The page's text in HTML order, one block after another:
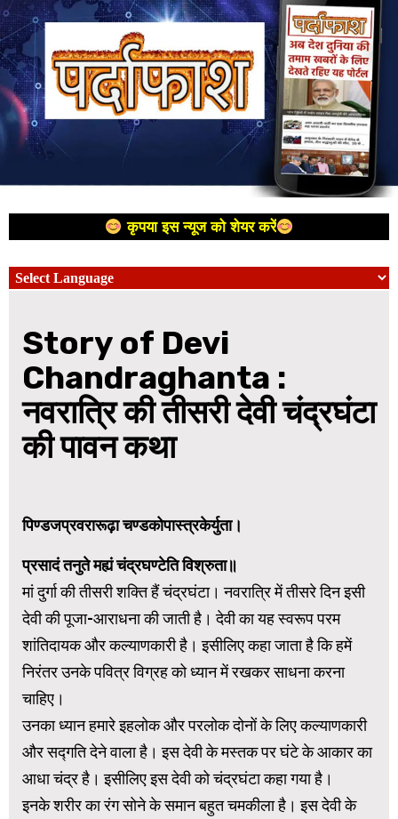
कृपया इस न्यूज को शेयर करें
Story of Devi
Chandraghanta :
नवरात्रि की तीसरी देवी चंद्रघंटा
की पावन कथा
पिण्डजप्रवरारूढ़ा चण्डकोपास्त्रकेर्युता।
प्रसादं तनुते मह्यं चंद्रघण्टेति विश्रुता॥
मां दुर्गा की तीसरी शक्ति हैं चंद्रघंटा। नवरात्रि में तीसरे दिन इसी
देवी की पूजा-आराधना की जाती है। देवी का यह स्वरूप परम
शांतिदायक और कल्याणकारी है। इसीलिए कहा जाता है कि हमें
निरंतर उनके पवित्र विग्रह को ध्यान में रखकर साधना करना
चाहिए।
उनका ध्यान हमारे इहलोक और परलोक दोनों के लिए कल्याणकारी
और सद्गति देने वाला है। इस देवी के मस्तक पर घंटे के आकार का
आधा चंद्र है। इसीलिए इस देवी को चंद्रघंटा कहा गया है।
इनके शरीर का रंग सोने के समान बहुत चमकीला है। इस देवी के